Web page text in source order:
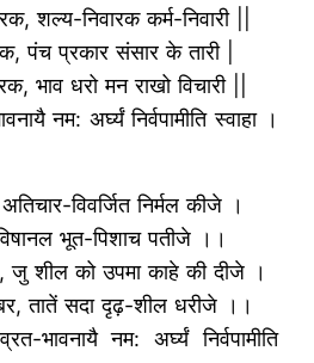
शल्य-निवारक कर्म-निवारी ||
पंच प्रकार संसार के तारी |
भाव धरो मन राखो विचारी ||
नम: अर्घ्यं निर्वपामीति स्वाहा ।
विवर्जित निर्मल कीजे ।
भूत-पिशाच पतीजे ।।
जु शील को उपमा काहे की दीजे ।
तातें सदा दृढ़-शील धरीजे ।।
भावनायै नम: अर्घ्यं निर्वपामीति